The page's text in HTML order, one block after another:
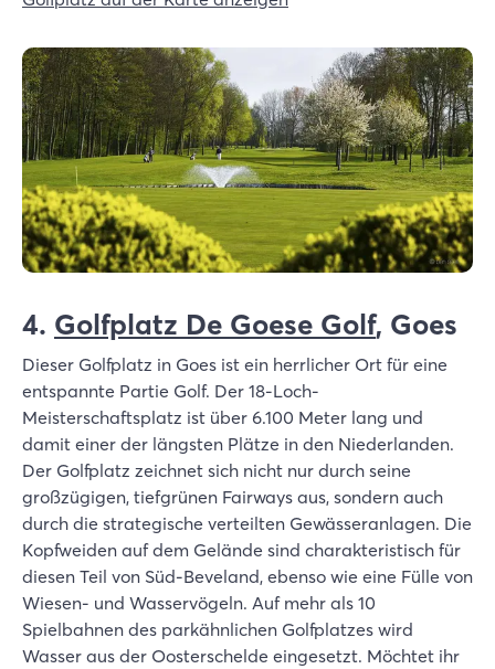
4. Golfplatz De Goese Golf, Goes
Dieser Golfplatz in Goes ist ein herrlicher Ort für eine
entspannte Partie Golf. Der 18-Loch-
Meisterschaftsplatz ist über 6.100 Meter lang und
damit einer der längsten Plätze in den Niederlanden.
Der Golfplatz zeichnet sich nicht nur durch seine
großzügigen, tiefgrünen Fairways aus, sondern auch
durch die strategische verteilten Gewässeranlagen. Die
Kopfweiden auf dem Gelände sind charakteristisch für
diesen Teil von Süd-Beveland, ebenso wie eine Fülle von
Wiesen- und Wasservögeln. Auf mehr als 10
Spielbahnen des parkähnlichen Golfplatzes wird
Wasser aus der Oosterschelde eingesetzt. Möchtet ihr